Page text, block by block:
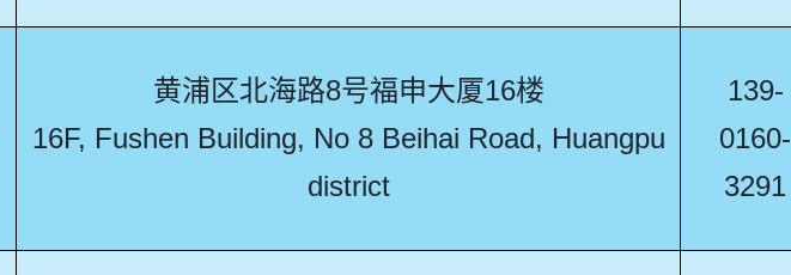
黄浦区北海路8号福申大厦16楼
16F, Fushen Building, No 8 Beihai Road, Huangpu
district
139-
0160-
3291